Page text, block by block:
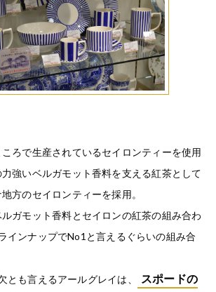
ろで生産されているセイロンティーを使用
強いベルガモット香料を支える紅茶として
方のセイロンティーを採用。
ガモット香料とセイロンの紅茶の組み合わ
インナップでNo1と言えるぐらいの組み合
とも言えるアールグレイは、
スポードの